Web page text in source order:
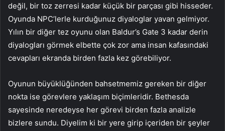
değil, bir toz zerresi kadar küçük bir parçası gibi hisseder.
Oyunda NPC’lerle kurduğunuz diyaloglar yavan gelmiyor.
Yılın bir diğer tez oyunu olan Baldur’s Gate 3 kadar derin
diyalogları görmek elbette çok zor ama insan kafasındaki
cevapları ekranda birden fazla kez görebiliyor.
Oyunun büyüklüğünden bahsetmemiz gereken bir diğer
nokta ise görevlere yaklaşım biçimleridir. Bethesda
sayesinde neredeyse her görevi birden fazla analizle
bizlere sundu. Diyelim ki bir yere girip içeriden bir şeyler